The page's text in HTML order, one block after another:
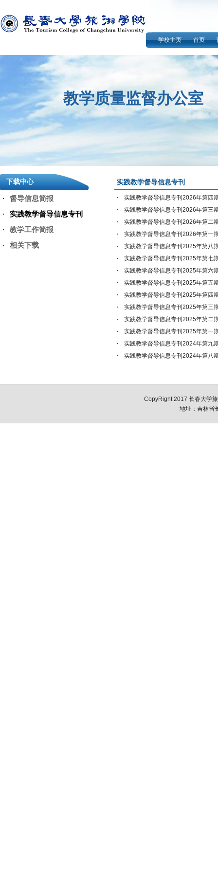
学校主页 首页
教学质量监督办公室
下载中心
督导信息简报
实践教学督导信息专刊
教学工作简报
相关下载
实践教学督导信息专刊
实践教学督导信息专刊2026年第四
实践教学督导信息专刊2026年第三
实践教学督导信息专刊2026年第二
实践教学督导信息专刊2026年第一
实践教学督导信息专刊2025年第八
实践教学督导信息专刊2025年第七
实践教学督导信息专刊2025年第六
实践教学督导信息专刊2025年第五
实践教学督导信息专刊2025年第四
实践教学督导信息专刊2025年第三
实践教学督导信息专刊2025年第二
实践教学督导信息专刊2025年第一
实践教学督导信息专刊2024年第九
实践教学督导信息专刊2024年第八
CopyRight 2017 长春大学
地址：吉林省